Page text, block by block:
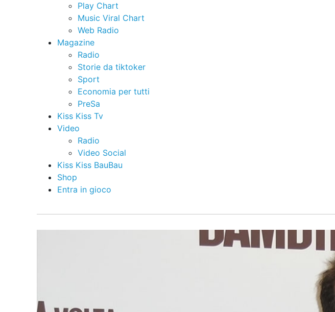
Play Chart
Music Viral Chart
Web Radio
Magazine
Radio
Storie da tiktoker
Sport
Economia per tutti
PreSa
Kiss Kiss Tv
Video
Radio
Video Social
Kiss Kiss BauBau
Shop
Entra in gioco